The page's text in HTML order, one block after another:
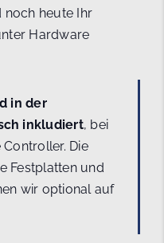
noch heute Ihr
Hardware
in der
inkludiert, bei
Die
Festplatten und
wir optional auf